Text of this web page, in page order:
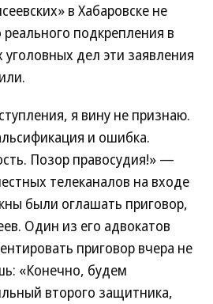
в Хабаровске не
подкрепления в
дел эти заявления
я вину не признаю.
и ошибка.
Позор правосудия!» —
телеканалов на входе
были оглашать приговор,
Один из его адвокатов
приговор вчера не
«Конечно, будем
второго защитника,